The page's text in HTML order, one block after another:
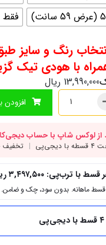
فقط
رنگ و سایز
با هودی تیک
13,990,000 ریال
افزودن
قسط با ترب‌پی: ۳,۴۹۷,۵۰۰